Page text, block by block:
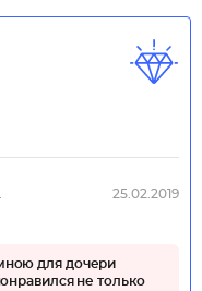
25.02.2019
для дочери
не только